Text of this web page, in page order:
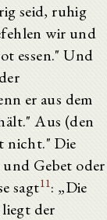
seid, ruhig
wir und
essen." Und
er aus dem
Aus (den
nicht." Die
Gebet oder
sagt11 : „Die
liegt der